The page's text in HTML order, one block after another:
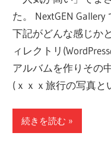
た。 NextGEN
下記がどんな感じか
ィレクトリ
アルバムを作りその
(ｘｘｘ旅行の写真と
続きを読む